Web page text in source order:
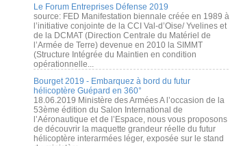
Le Forum Entreprises Défense 2019
source: FED Manifestation biennale créée en 1989 à
l’initiative conjointe de la CCI Val-d’Oise/ Yvelines et
de la DCMAT (Direction Centrale du Matériel de
l’Armée de Terre) devenue en 2010 la SIMMT
(Structure Intégrée du Maintien en condition
opérationnelle...
Bourget 2019 - Embarquez à bord du futur
hélicoptère Guépard en 360°
18.06.2019 Ministère des Armées A l’occasion de la
53ème édition du Salon International de
l’Aéronautique et de l’Espace, nous vous proposons
de découvrir la maquette grandeur réelle du futur
hélicoptère interarmées léger, exposée sur le stand